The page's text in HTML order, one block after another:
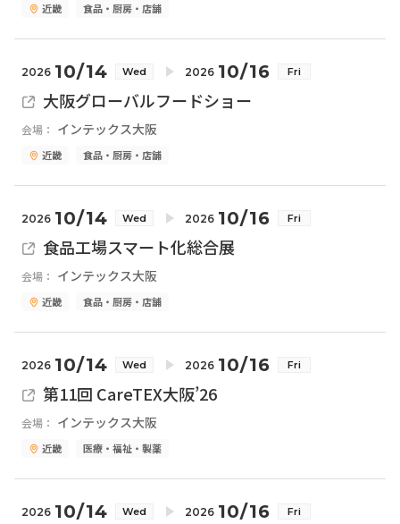
近畿 食品・厨房・店舗
2026 10/14 Wed 2026 10/16 Fri
大阪グローバルフードショー
会場： インテックス大阪
近畿 食品・厨房・店舗
2026 10/14 Wed 2026 10/16 Fri
食品工場スマート化総合展
会場： インテックス大阪
近畿 食品・厨房・店舗
2026 10/14 Wed 2026 10/16 Fri
第11回 CareTEX大阪’26
会場： インテックス大阪
近畿 医療・福祉・製薬
2026 10/14 Wed 2026 10/16 Fri